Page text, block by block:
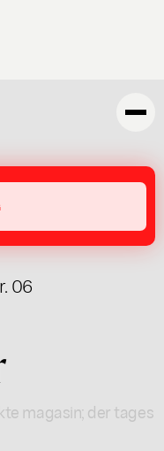
06
magasin; der tages